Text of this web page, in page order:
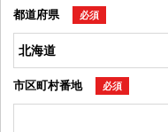
都道府県 必須
市区町村番地 必須